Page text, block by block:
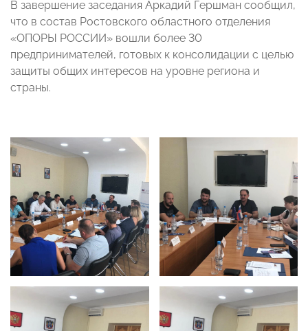
В завершение заседания Аркадий Гершман сообщил,
что в состав Ростовского областного отделения
«ОПОРЫ РОССИИ» вошли более 30
предпринимателей, готовых к консолидации с целью
защиты общих интересов на уровне региона и
страны.